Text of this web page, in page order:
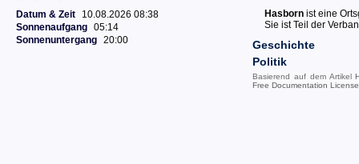
Datum & Zeit
10.08.2026 08:38
Sonnenaufgang 05:14
Sonnenuntergang 20:00
Hasborn ist eine
Sie ist Teil der
Geschichte
Politik
Basierend auf dem Artikel
Free Documentation License